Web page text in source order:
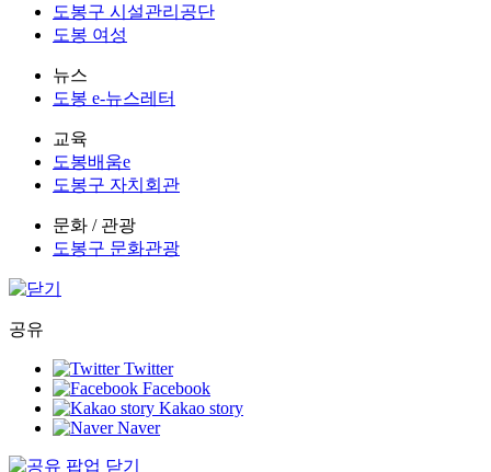
도봉구 시설관리공단
도봉 여성
뉴스
도봉 e-뉴스레터
교육
도봉배움e
도봉구 자치회관
문화 / 관광
도봉구 문화관광
공유
Twitter
Facebook
Kakao story
Naver